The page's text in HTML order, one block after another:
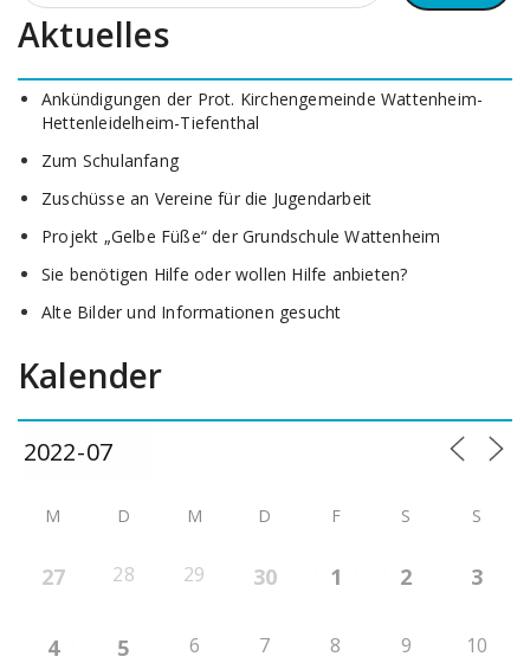
Aktuelles
Ankündigungen der Prot. Kirchengemeinde Wattenheim-
Hettenleidelheim-Tiefenthal
Zum Schulanfang
Zuschüsse an Vereine für die Jugendarbeit
Projekt „Gelbe Füße“ der Grundschule Wattenheim
Sie benötigen Hilfe oder wollen Hilfe anbieten?
Alte Bilder und Informationen gesucht
Kalender
M D M D F S S
27 28 29 30 1 2 3
4 5 6 7 8 9 10